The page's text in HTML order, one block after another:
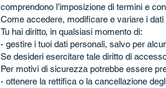
comprendono l’imposizione di termini e
Come accedere, modificare e variare i dati
Tu hai diritto, in qualsiasi momento di:
- gestire i tuoi dati personali, salvo per
Se desideri esercitare tale diritto di
Per motivi di sicurezza potrebbe essere
- ottenere la rettifica o la cancellazione